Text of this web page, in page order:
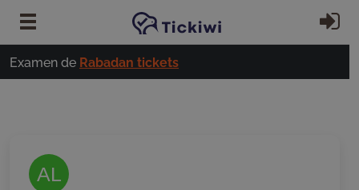
Passer au contenu principal
Examen de Rabadan tickets
AL